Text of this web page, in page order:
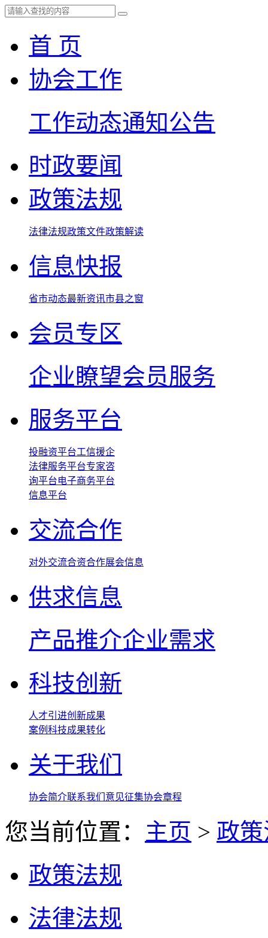
首 页
协会工作
工作动态通知公告
时政要闻
政策法规
法律法规政策文件政策解读
信息快报
省市动态最新资讯市县之窗
会员专区
企业瞭望会员服务
服务平台
投融资平台工信援企
法律服务平台专家咨
询平台电子商务平台
信息平台
交流合作
对外交流合资合作展会信息
供求信息
产品推介企业需求
科技创新
人才引进创新成果
案例 科技成果转化
关于我们
协会简介联系我们 意见征集协会章程
您当前位置： 主页 > 政
政策法规
法律法规